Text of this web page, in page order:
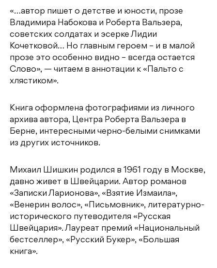
«…автор пишет о детстве и юности, прозе
Владимира Набокова и Роберта Вальзера,
советских солдатах и эсерке Лидии
Кочетковой… Но главным героем – и в малой
прозе это особенно видно – всегда остается
Слово», — читаем в аннотации к «Пальто с
хлястиком».
Книга оформлена фотографиями из личного
архива автора, Центра Роберта Вальзера в
Берне, интересными черно-белыми снимками
из других источников.
Михаил Шишкин родился в 1961 году в Москве,
давно живет в Швейцарии. Автор романов
«Записки Ларионова», «Взятие Измаила»,
«Венерин волос», «Письмовник», литературно-
исторического путеводителя «Русская
Швейцария». Лауреат премий «Национальный
бестселлер», «Русский Букер», «Большая
книга».